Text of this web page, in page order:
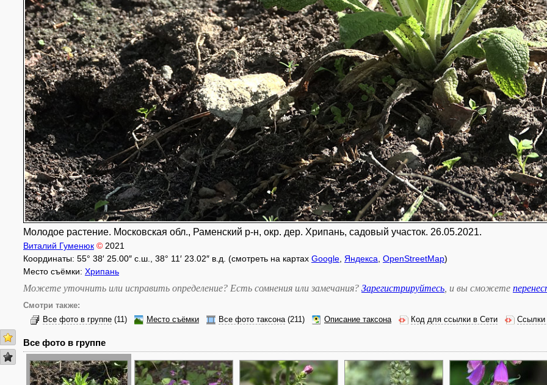
Молодое растение. Московская обл., Раменский р-н, окр. дер. Хрипань, садовый участок. 26.05.2021.
Виталий Гуменюк © 2021
Координаты: 55° 38′ 25.00″ с.ш., 38° 11′ 23.02″ в.д. (смотреть на картах Google Яндекса OpenStreetMap)
Место съёмки: Хрипань
Можете уточнить или исправить определение? Есть сомнения или замечания? Зарегистрируйтесь , и вы сможете
Смотри также:
Все фото в группе (11) Место съёмки Все фото таксона(211) Описание таксона Код для ссылки в Сети Ссылки
Все фото в группе